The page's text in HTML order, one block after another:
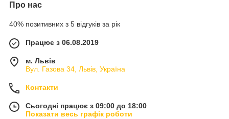
Про нас
40% позитивних з 5 відгуків за рік
Працює з 06.08.2019
м. Львів
Вул. Газова 34, Львів, Україна
Контакти
Сьогодні працює з 09:00 до 18:00
Показати весь графік роботи